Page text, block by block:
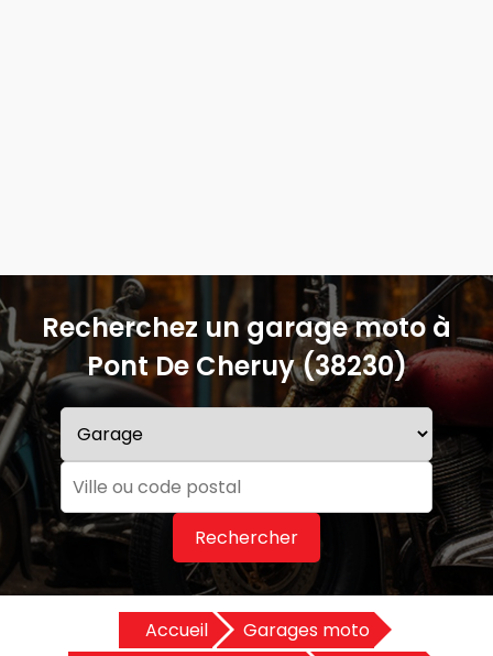
Recherchez un garage moto à
Pont De Cheruy (38230)
Rechercher
Accueil
Garages moto